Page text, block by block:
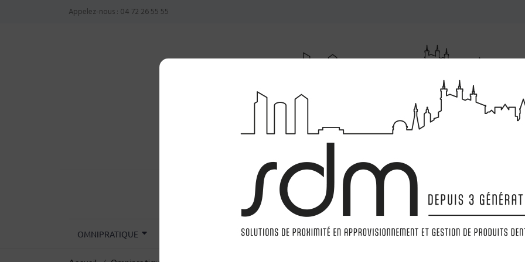
Appelez-nous : 04 72 26 55 55
OMNIPRATIQUE INSTRUMENTATIONS MATÉRIELS LABORATOIRE